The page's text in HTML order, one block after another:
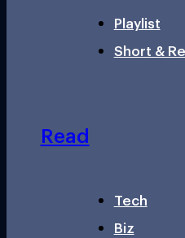
Playlist
Short &
Read
Tech
Biz